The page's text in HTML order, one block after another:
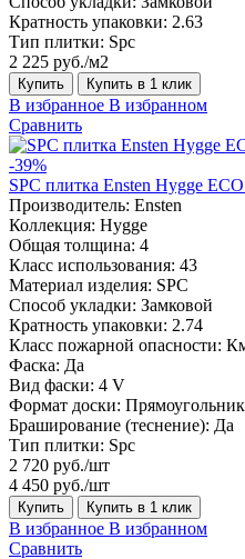
Кратность упаковки: 2.63
Тип плитки: Spc
2 225 руб./м2
Купить Купить в 1 клик
В избранное В избранном
Сравнить
-39%
SPC плитка Ensten Hygge
Производитель: Ensten
Коллекция: Hygge
Общая толщина: 4
Класс использования: 43
Материал изделия: SPC
Способ укладки: Замковой
Кратность упаковки: 2.74
Класс пожарной опасности:
Фаска: Да
Вид фаски: 4 V
Формат доски: Прямоугольник
Браширование (теснение): Да
Тип плитки: Spc
2 720 руб./шт
4 450 руб./шт
Купить Купить в 1 клик
В избранное В избранном
Сравнить